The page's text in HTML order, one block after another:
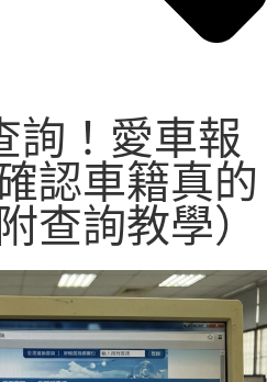
詢！愛車報
認車籍真的
查詢教學）